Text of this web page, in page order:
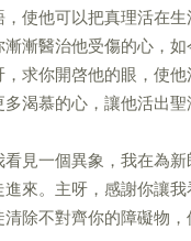
使他可以把真理活在
漸醫治他受傷的心，
求你開啓他的眼，使
渴慕的心，讓他活出聖
見一個異象，我在為
來。主呀，感謝你讓
除不對齊你的障礙物